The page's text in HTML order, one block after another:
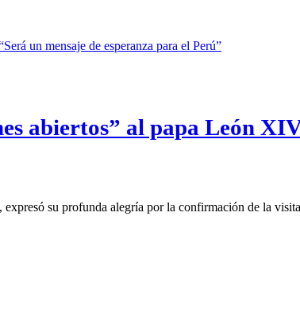
abiertos” al papa León
, expresó su profunda alegría por la confirmación de la